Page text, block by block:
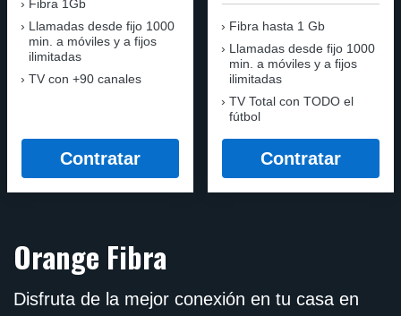
Fibra 1Gb
Llamadas desde fijo 1000
min. a móviles y a fijos
ilimitadas
TV con +90 canales
Contratar
Fibra hasta 1 Gb
Llamadas desde fijo 1000
min. a móviles y a fijos
ilimitadas
TV Total con TODO el
fútbol
Contratar
Orange Fibra
Disfruta de la mejor conexión en tu casa en